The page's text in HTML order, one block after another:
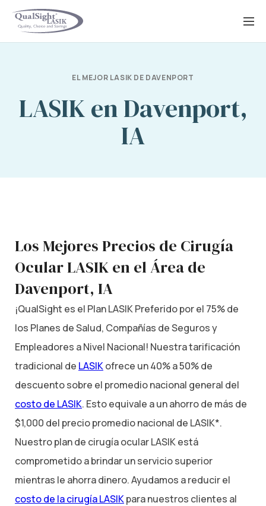
Saltar
EL MEJOR LASIK DE DAVENPORT
LASIK en Davenport,
IA
Los Mejores Precios de Cirugía
Ocular LASIK en el Área de
Davenport, IA
¡QualSight es el Plan LASIK Preferido por el 75% de
los Planes de Salud, Compañías de Seguros y
Empleadores a Nivel Nacional! Nuestra tarificación
tradicional de LASIKofrece un 40% a 50% de
descuento sobre el promedio nacional general del
costo de LASIK. Esto equivale a un ahorro de más de
$1,000 del precio promedio nacional de LASIK*.
Nuestro plan de cirugía ocular LASIK está
comprometido a brindar un servicio superior
mientras le ahorra dinero. Ayudamos a reducir el
costo de la cirugía LASIKpara nuestros clientes al